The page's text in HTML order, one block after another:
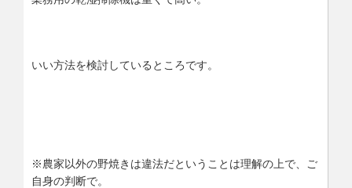
いい方法を検討しているところです。
※農家以外の野焼きは違法だということは理解の上で、ご
自身の判断で。